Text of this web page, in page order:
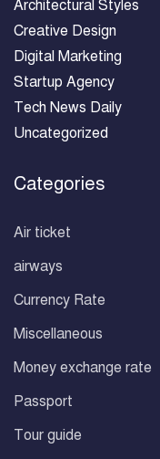
Architectural Styles
Creative Design
Digital Marketing
Startup Agency
Tech News Daily
Uncategorized
Categories
Air ticket
airways
Currency Rate
Miscellaneous
Money exchange rate
Passport
Tour guide